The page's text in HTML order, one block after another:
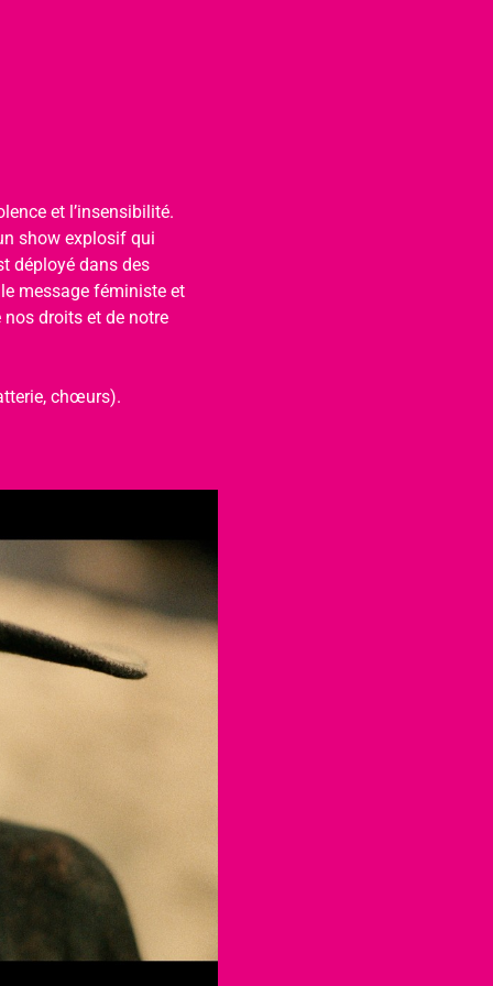
et l’insensibilité.
show explosif qui
déployé dans des
message féministe et
droits et de notre
chœurs).